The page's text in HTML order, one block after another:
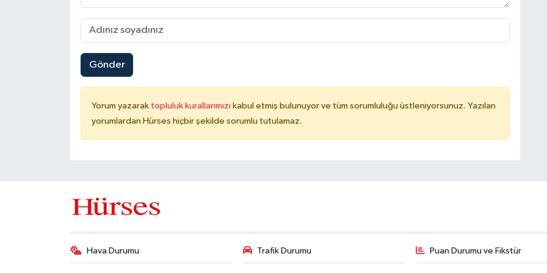
Gönder
Yorum yazarak topluluk kurallarımızı kabul etmiş bulunuyor ve tüm sorumluluğu üstleniyorsunuz. Yazılan
yorumlardan Hürses hiçbir şekilde sorumlu tutulamaz.
Hava Durumu Trafik Durumu Puan Durumu ve Fikstür